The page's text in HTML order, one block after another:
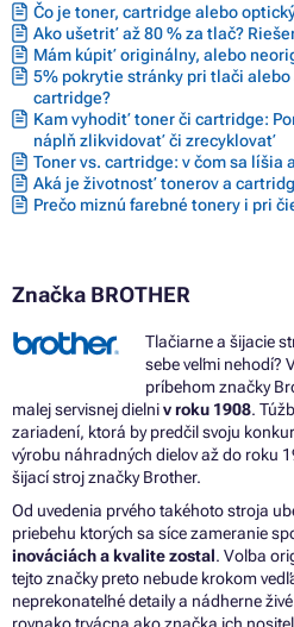
Čo je toner, cartridge alebo
Ako ušetriť až 80 % za tlač?
Mám kúpiť originálny, alebo
5% pokrytie stránky pri tlači
cartridge?
Kam vyhodiť toner či cartridge:
náplň zlikvidovať či zrecyklovať
Toner vs. cartridge: v čom sa líšia
Aká je životnosť tonerov a
Prečo miznú farebné tonery i pri
Značka BROTHER
Tlačiarne a šijacie
sebe veľmi nehodí?
príbehom značky
malej servisnej dielniv roku 1908.
zariadení, ktorá by predčil svoju
výrobu náhradných dielov až do roku
šijací stroj značky Brother.
Od uvedenia prvého takéhoto stroja
priebehu ktorých sa síce zameranie
inováciách a kvalite zostal. Voľba
tejto značky preto nebude krokom
neprekonateľné detaily a nádherne
rovnako trvácna ako značka ich